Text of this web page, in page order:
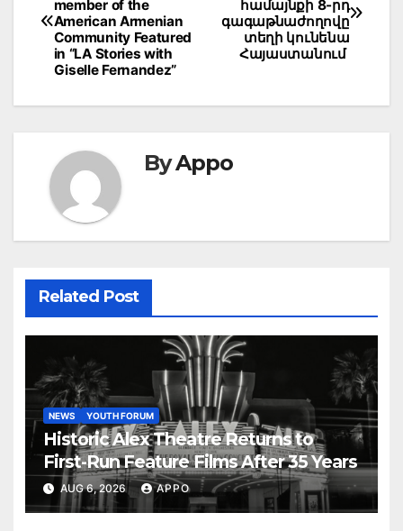
համայնքի 8-րդ
գագաթնաժողովը
տեղի կունենա
Հայաստանում
member of the
American Armenian
Community Featured
in “LA Stories with
Giselle Fernandez”
ByAppo
Related Post
NEWS YOUTH FORUM
Historic Alex Theatre Returns to
First-Run Feature Films After 35 Years
AUG 6, 2026 APPO